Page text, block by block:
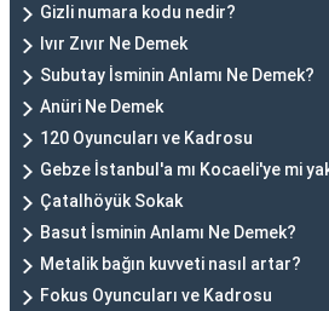
Gizli numara kodu nedir?
Ivır Zıvır Ne Demek
Subutay İsminin Anlamı Ne Demek?
Anüri Ne Demek
120 Oyuncuları ve Kadrosu
Gebze İstanbul'a mı Kocaeli'ye mi
Çatalhöyük Sokak
Basut İsminin Anlamı Ne Demek?
Metalik bağın kuvveti nasıl artar?
Fokus Oyuncuları ve Kadrosu